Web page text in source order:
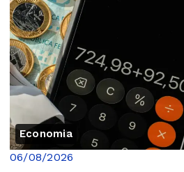
Economia
06/08/2026